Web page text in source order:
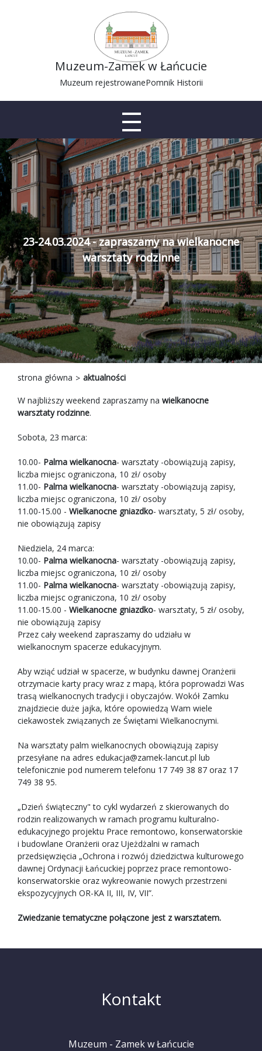
Muzeum-Zamek w Łańcucie
Muzeum rejestrowanePomnik Historii
23-24.03.2024 - zapraszamy na wielkanocne
warsztaty rodzinne
strona główna aktualności
W najbliższy weekend zapraszamy na wielkanocne
warsztaty rodzinne.
Sobota, 23 marca:
10.00- Palma wielkanocna- warsztaty -obowiązują zapisy,
liczba miejsc ograniczona, 10 zł/ osoby
11.00- Palma wielkanocna- warsztaty -obowiązują zapisy,
liczba miejsc ograniczona, 10 zł/ osoby
11.00-15.00 - Wielkanocne gniazdko- warsztaty, 5 zł/ osoby,
nie obowiązują zapisy
Niedziela, 24 marca:
10.00- Palma wielkanocna- warsztaty -obowiązują zapisy,
liczba miejsc ograniczona, 10 zł/ osoby
11.00- Palma wielkanocna- warsztaty -obowiązują zapisy,
liczba miejsc ograniczona, 10 zł/ osoby
11.00-15.00 - Wielkanocne gniazdko- warsztaty, 5 zł/ osoby,
nie obowiązują zapisy
Przez cały weekend zapraszamy do udziału w
wielkanocnym spacerze edukacyjnym.
Aby wziąć udział w spacerze, w budynku dawnej Oranżerii
otrzymacie karty pracy wraz z mapą, która poprowadzi Was
trasą wielkanocnych tradycji i obyczajów. Wokół Zamku
znajdziecie duże jajka, które opowiedzą Wam wiele
ciekawostek związanych ze Świętami Wielkanocnymi.
Na warsztaty palm wielkanocnych obowiązują zapisy
przesyłane na adres edukacja@zamek-lancut.pl lub
telefonicznie pod numerem telefonu 17 749 38 87 oraz 17
749 38 95.
„Dzień świąteczny" to cykl wydarzeń z skierowanych do
rodzin realizowanych w ramach programu kulturalno-
edukacyjnego projektu Prace remontowo, konserwatorskie
i budowlane Oranżerii oraz Ujeżdżalni w ramach
przedsięwzięcia „Ochrona i rozwój dziedzictwa kulturowego
dawnej Ordynacji Łańcuckiej poprzez prace remontowo-
konserwatorskie oraz wykreowanie nowych przestrzeni
ekspozycyjnych OR-KA II, III, IV, VII”.
Zwiedzanie tematyczne połączone jest z warsztatem.
Kontakt
Muzeum - Zamek w Łańcucie